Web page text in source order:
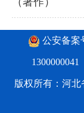
公安备案
版权所有：河